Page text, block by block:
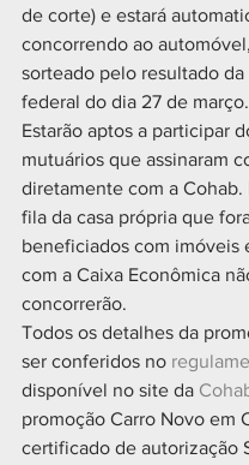
de corte) e estará
concorrendo ao
sorteado pelo resultado
federal do dia 27 de março.
Estarão aptos a participar
mutuários que assinaram
diretamente com a Cohab.
fila da casa própria que
beneficiados com imóveis
com a Caixa Econômica
concorrerão.
Todos os detalhes da
ser conferidos no
disponível no site da
promoção Carro Novo em
certificado de autorização